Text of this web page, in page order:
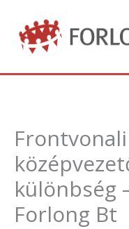
content
különbség
Forlong Bt